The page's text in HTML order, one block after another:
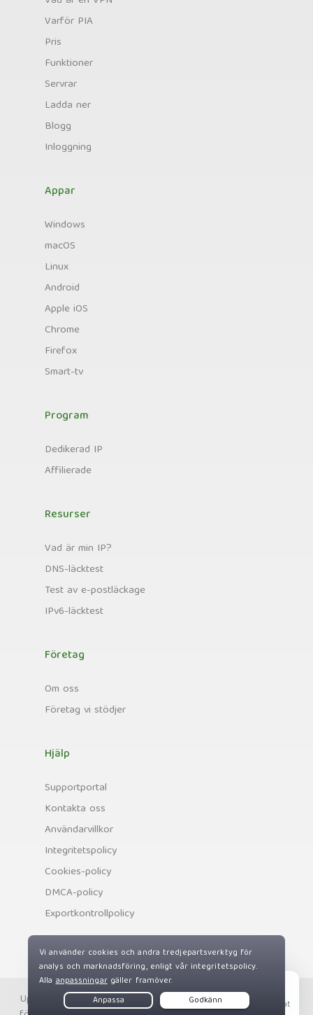
Varför PIA
Pris
Funktioner
Servrar
Ladda ner
Blogg
Inloggning
Appar
Windows
macOS
Linux
Android
Apple iOS
Chrome
Firefox
Smart-tv
Program
Dedikerad IP
Affilierade
Resurser
Vad är min IP?
DNS-läcktest
Test av e-postläckage
IPv6-läcktest
Företag
Om oss
Företag vi stödjer
Hjälp
Supportportal
Kontakta oss
Användarvillkor
Integritetspolicy
Cookies-policy
DMCA-policy
Exportkontrollpolicy
Upphovsrätt © Private Internet Access, Inc. Alla rättigheter
Live Chat